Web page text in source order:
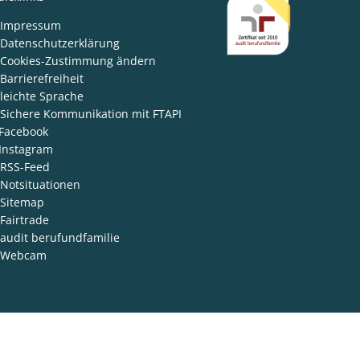
Impressum
Datenschutzerklärung
Cookies-Zustimmung ändern
Barrierefreiheit
leichte Sprache
Sichere Kommunikation mit FTAPI
Facebook
Instagram
RSS-Feed
Notsituationen
Sitemap
Fairtrade
audit berufundfamilie
Webcam